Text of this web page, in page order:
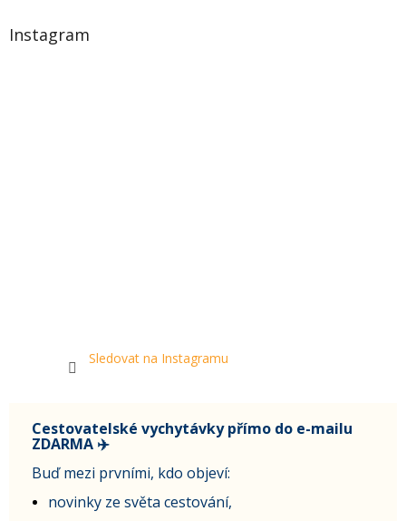
Instagram
Sledovat na Instagramu
Cestovatelské vychytávky přímo do e-mailu
ZDARMA ✈️
Buď mezi prvními, kdo objeví:
novinky ze světa cestování,